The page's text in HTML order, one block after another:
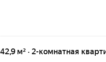
42,9 м² · 2-комнатная